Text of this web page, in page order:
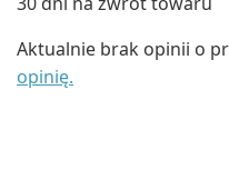
Aktualnie brak opinii o
opinię.